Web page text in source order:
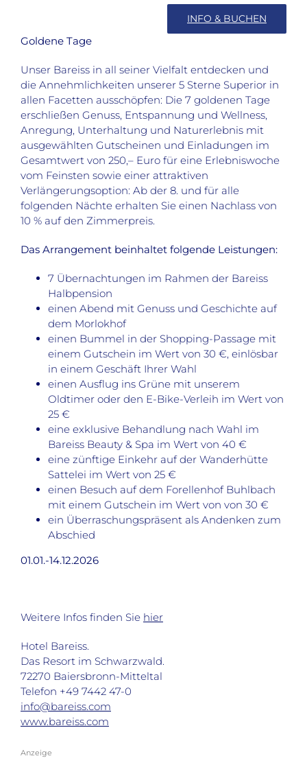
INFO & BUCHEN
Goldene Tage
Unser Bareiss in all seiner Vielfalt entdecken und
die Annehmlichkeiten unserer 5 Sterne Superior in
allen Facetten ausschöpfen: Die 7 goldenen Tage
erschließen Genuss, Entspannung und Wellness,
Anregung, Unterhaltung und Naturerlebnis mit
ausgewählten Gutscheinen und Einladungen im
Gesamtwert von 250,– Euro für eine Erlebniswoche
vom Feinsten sowie einer attraktiven
Verlängerungsoption: Ab der 8. und für alle
folgenden Nächte erhalten Sie einen Nachlass von
10 % auf den Zimmerpreis.
Das Arrangement beinhaltet folgende Leistungen:
7 Übernachtungen im Rahmen der Bareiss
Halbpension
einen Abend mit Genuss und Geschichte auf
dem Morlokhof
einen Bummel in der Shopping-Passage mit
einem Gutschein im Wert von 30 €, einlösbar
in einem Geschäft Ihrer Wahl
einen Ausflug ins Grüne mit unserem
Oldtimer oder den E-Bike-Verleih im Wert von
25 €
eine exklusive Behandlung nach Wahl im
Bareiss Beauty & Spa im Wert von 40 €
eine zünftige Einkehr auf der Wanderhütte
Sattelei im Wert von 25 €
einen Besuch auf dem Forellenhof Buhlbach
mit einem Gutschein im Wert von von 30 €
ein Überraschungspräsent als Andenken zum
Abschied
01.01.-14.12.2026
Weitere Infos finden Sie hier
Hotel Bareiss.
Das Resort im Schwarzwald.
72270 Baiersbronn-Mitteltal
Telefon +49 7442 47-0
info@bareiss.com
www.bareiss.com
Anzeige